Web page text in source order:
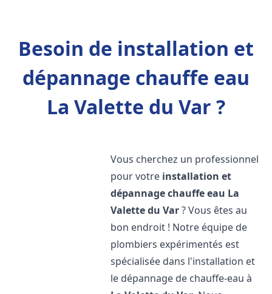
Besoin de installation et
dépannage chauffe eau
La Valette du Var ?
Vous cherchez un professionnel
pour votre installation et
dépannage chauffe eau La
Valette du Var? Vous êtes au
bon endroit ! Notre équipe de
plombiers expérimentés est
spécialisée dans l'installation et
le dépannage de chauffe-eau à